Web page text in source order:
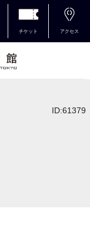
チケット アクセス
ID:61379